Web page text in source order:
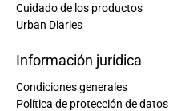
Cuidado de los productos
Urban Diaries
Información jurídica
Condiciones generales
Política de protección de datos